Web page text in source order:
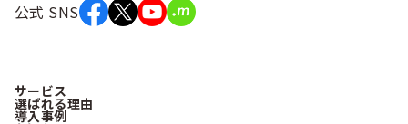
公式 SNS
サービス
選ばれる理由
導入事例